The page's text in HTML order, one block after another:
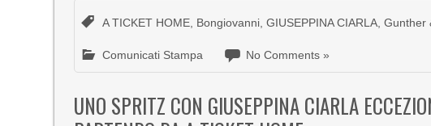
A TICKET HOME Bongiovanni ,GIUSEPPINA CIARLA ,Gunther
Comunicati Stampa No Comments »
UNO SPRITZ CON GIUSEPPINA CIARLA